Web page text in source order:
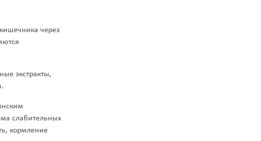
через
экстракты,
слабительных
кормление